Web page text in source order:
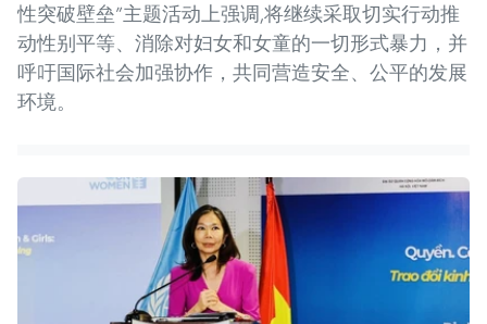
性突破壁垒”主题活动上强调,将继续采取切实行动推
动性别平等、消除对妇女和女童的一切形式暴力，并
呼吁国际社会加强协作，共同营造安全、公平的发展
环境。